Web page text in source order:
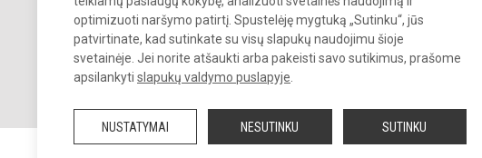
optimizuoti naršymo patirtį. Spustelėję mygtuką „Sutinku“, jūs
patvirtinate, kad sutinkate su visų slapukų naudojimu šioje
svetainėje. Jei norite atšaukti arba pakeisti savo sutikimus, prašome
apsilankyti slapukų valdymo puslapyje
NUSTATYMAI NESUTINKU SUTINKU
© 2022. Kauno r. Garliavos Adomo Mitkaus pagrindinė mokykla. Visos
teisės saugomos.
Kopijuoti turinį be raštiško įstaigos administracijos sutikimo griežtai